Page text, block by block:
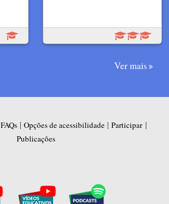
Ver mais
FAQs| Opções de acessibilidade| Participar|
Publicações